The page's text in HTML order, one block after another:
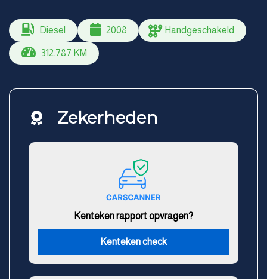
Diesel 2008 Handgeschakeld
312.787 KM
Zekerheden
Kenteken rapport opvragen?
Kenteken check